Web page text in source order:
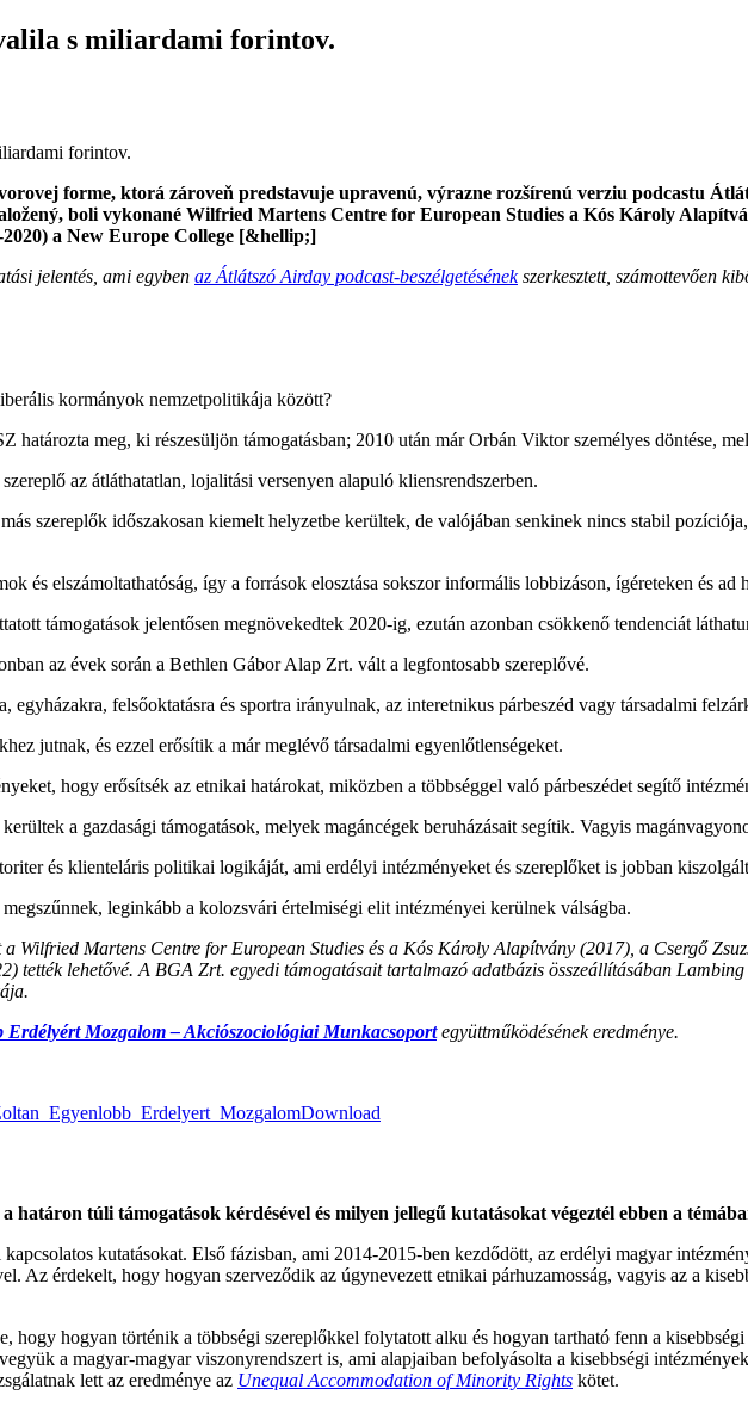
s miliardami forintov.
forme, ktorá zároveň predstavuje upravenú, výrazne rozšírenú verziu podcastu
boli vykonané Wilfried Martens Centre for European Studies a Kós Károly
a New Europe College [&hellip;]
jelentés, ami egyben az Átlátszó Airday podcast-beszélgetésénekszerkesztett, számottevően
kormányok nemzetpolitikája között?
határozta meg, ki részesüljön támogatásban; 2010 után már Orbán Viktor személyes döntése,
az átláthatatlan, lojalitási versenyen alapuló kliensrendszerben.
szereplők időszakosan kiemelt helyzetbe kerültek, de valójában senkinek nincs stabil
és elszámoltathatóság, így a források elosztása sokszor informális lobbizáson, ígéreteken és ad
támogatások jelentősen megnövekedtek 2020-ig, ezután azonban csökkenő tendenciát
az évek során a Bethlen Gábor Alap Zrt. vált a legfontosabb szereplővé.
egyházakra, felsőoktatásra és sportra irányulnak, az interetnikus párbeszéd vagy társadalmi
jutnak, és ezzel erősítik a már meglévő társadalmi egyenlőtlenségeket.
hogy erősítsék az etnikai határokat, miközben a többséggel való párbeszédet segítő
a gazdasági támogatások, melyek magáncégek beruházásait segítik. Vagyis
és klienteláris politikai logikáját, ami erdélyi intézményeket és szereplőket is jobban
leginkább a kolozsvári értelmiségi elit intézményei kerülnek válságba.
Wilfried Martens Centre for European Studies és a Kós Károly Alapítvány (2017), a Csergő
tették lehetővé. A BGA Zrt. egyedi támogatásait tartalmazó adatbázis összeállításában
Erdélyért Mozgalom – Akciószociológiai Munkacsoportegyüttműködésének eredménye.
Download
határon túli támogatások kérdésével és milyen jellegű kutatásokat végeztél ebben a
kutatásokat. Első fázisban, ami 2014-2015-ben kezdődött, az erdélyi magyar
Az érdekelt, hogy hogyan szerveződik az úgynevezett etnikai párhuzamosság, vagyis az a
hogy hogyan történik a többségi szereplőkkel folytatott alku és hogyan tartható fenn a
a magyar-magyar viszonyrendszert is, ami alapjaiban befolyásolta a kisebbségi
lett az eredménye az Unequal Accommodation of Minority Rights kötet.